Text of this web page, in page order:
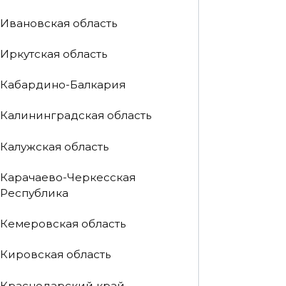
Ивановская область
Иркутская область
Кабардино-Балкария
Калининградская область
Калужская область
Карачаево-Черкесская
Республика
Кемеровская область
Кировская область